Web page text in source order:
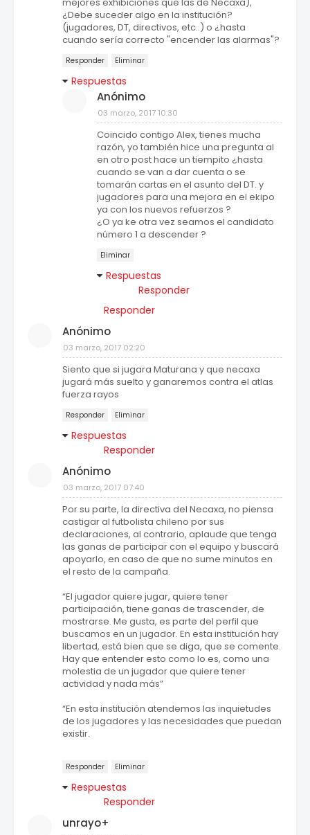
mejores exhibiciones que las de Necaxa),
¿Debe suceder algo en la institución?
(jugadores, DT, directivos, etc..) o ¿hasta
cuando sería correcto "encender las alarmas"?
Responder Eliminar
Respuestas
Anónimo
03 marzo, 2017 10:30
Coincido contigo Alex, tienes mucha
razón, yo también hice una pregunta al
en otro post hace un tiempito ¿hasta
cuando se van a dar cuenta o se
tomarán cartas en el asunto del DT. y
jugadores para una mejora en el ekipo
ya con los nuevos refuerzos ?
¿O ya ke otra vez seamos el candidato
número 1 a descender ?
Eliminar
Respuestas
Responder
Responder
Anónimo
03 marzo, 2017 02:20
Siento que si jugara Maturana y que necaxa
jugará más suelto y ganaremos contra el atlas
fuerza rayos
Responder Eliminar
Respuestas
Responder
Anónimo
03 marzo, 2017 07:40
Por su parte, la directiva del Necaxa, no piensa
castigar al futbolista chileno por sus
declaraciones, al contrario, aplaude que tenga
las ganas de participar con el equipo y buscará
apoyarlo, en caso de que no sume minutos en
el resto de la campaña.
“El jugador quiere jugar, quiere tener
participación, tiene ganas de trascender, de
mostrarse. Me gusta, es parte del perfil que
buscamos en un jugador. En esta institución hay
libertad, está bien que se diga, que se comente.
Hay que entender esto como lo es, como una
molestia de un jugador que quiere tener
actividad y nada más”
“En esta institución atendemos las inquietudes
de los jugadores y las necesidades que puedan
existir.
Responder Eliminar
Respuestas
Responder
unrayo+